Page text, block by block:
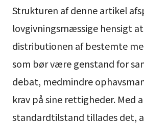
Strukturen af denne artikel
lovgivningsmæssige hensigt
distributionen af bestemte
som bør være genstand for
debat, medmindre
krav på sine rettigheder. Med
standardtilstand tillades det,